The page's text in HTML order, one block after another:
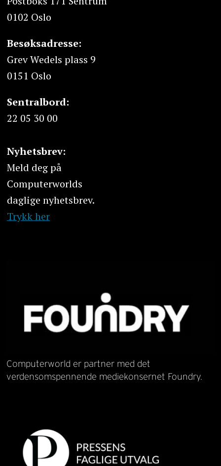
0102 Oslo
Besøksadresse:
Grev Wedels plass 9
0151 Oslo
Sentralbord:
22 05 30 00
Nyhetsbrev:
Meld deg på
Computerworlds
daglige nyhetsbrev.
Trykk her
Computerworld er partner med det
verdensomspennende mediekonsernet Foundry.